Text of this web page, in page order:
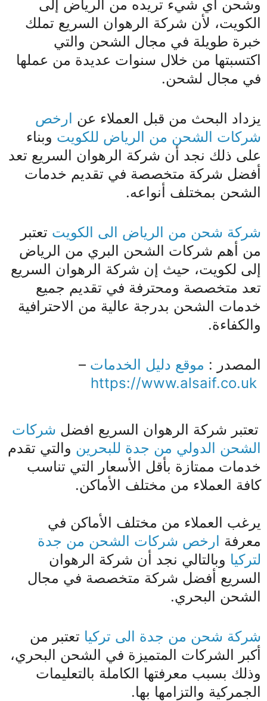
وشحن أي شيء تريده من الرياض إلى
الكويت، لأن شركة الرهوان السريع تملك
خبرة طويلة في مجال الشحن والتي
اكتسبتها من خلال سنوات عديدة من عملها
في مجال لشحن.
يزداد البحث من قبل العملاء عن ارخص
شركات الشحن من الرياض للكويت وبناء
على ذلك نجد أن شركة الرهوان السريع تعد
أفضل شركة متخصصة في تقديم خدمات
الشحن بمختلف أنواعه.
شركة شحن من الرياض الى الكويت تعتبر
من أهم شركات الشحن البري من الرياض
إلى لكويت، حيث إن شركة الرهوان السريع
تعد متخصصة ومحترفة في تقديم جميع
خدمات الشحن بدرجة عالية من الاحترافية
والكفاءة.
المصدر : موقع دليل الخدمات –
https://www.alsaif.co.uk
تعتبر شركة الرهوان السريع افضل شركات
الشحن الدولي من جدة للبحرين والتي تقدم
خدمات ممتازة بأقل الأسعار التي تناسب
كافة العملاء من مختلف الأماكن.
يرغب العملاء من مختلف الأماكن في
معرفة ارخص شركات الشحن من جدة
لتركيا وبالتالي نجد أن شركة الرهوان
السريع أفضل شركة متخصصة في مجال
الشحن البحري.
شركة شحن من جدة الى تركيا تعتبر من
أكبر الشركات المتميزة في الشحن البحري،
وذلك بسبب معرفتها الكاملة بالتعليمات
الجمركية والتزامها بها.